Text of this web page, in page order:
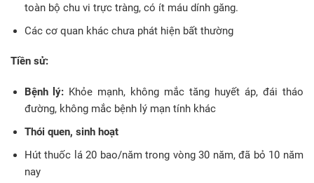
toàn bộ chu vi trực tràng, có ít máu dính găng.
Các cơ quan khác chưa phát hiện bất thường
Tiền sử:
Bệnh lý: Khỏe mạnh, không mắc tăng huyết áp, đái tháo
đường, không mắc bệnh lý mạn tính khác
Thói quen, sinh hoạt
Hút thuốc lá 20 bao/năm trong vòng 30 năm, đã bỏ 10 năm
nay